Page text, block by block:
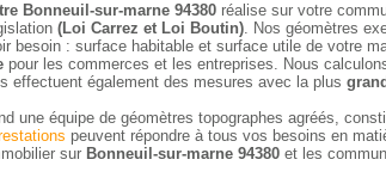
Bonneuil-sur-marne 94380 réalise sur votre
(Loi Carrez et Loi Boutin). Nos géomètres
besoin : surface habitable et surface utile de votre
pour les commerces et les entreprises. Nous
effectuent également des mesures avec la plus
une équipe de géomètres topographes agréés,
peuvent répondre à tous vos besoins en
sur Bonneuil-sur-marne 94380 et les